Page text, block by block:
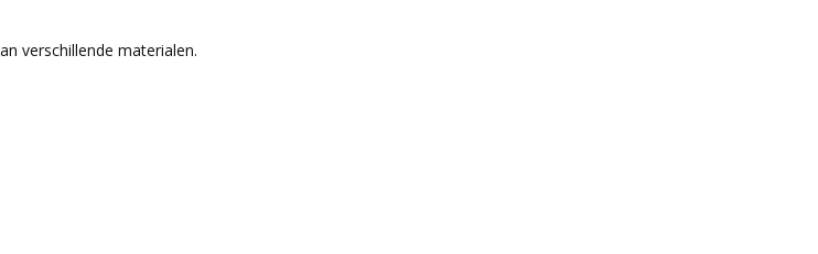
verschillende materialen.